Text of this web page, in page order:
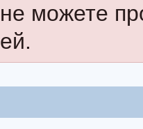
можете